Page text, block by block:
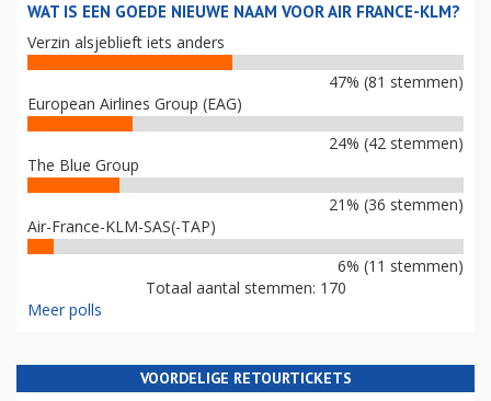
WAT IS EEN GOEDE NIEUWE NAAM VOOR AIR FRANCE-KLM?
Verzin alsjeblieft iets anders
47% (81 stemmen)
European Airlines Group (EAG)
24% (42 stemmen)
The Blue Group
21% (36 stemmen)
Air-France-KLM-SAS(-TAP)
6% (11 stemmen)
Totaal aantal stemmen: 170
Meer polls
VOORDELIGE RETOURTICKETS